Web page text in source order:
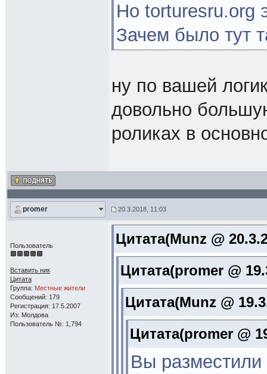
Но torturesru.org
Зачем было тут
ну по вашей
довольно
роликах в
promer 20.3.2018, 11:03
Пользователь
Вставить ник
Цитата
Группа: Местные жители
Сообщений: 179
Регистрация: 17.5.2007
Из: Молдова
Пользователь №: 1,794
Цитата(Munz @
Цитата(promer @
Цитата(Munz @
Цитата(promer @
Вы разместили